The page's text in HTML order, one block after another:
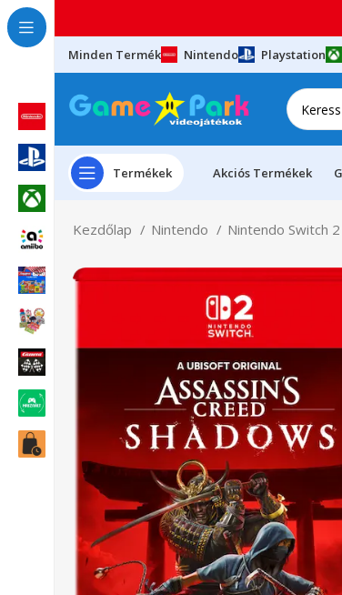
Minden Termék Nintendo Playstation
Termékek Akciós Termékek
Kezdőlap Nintendo Nintendo Switch 2